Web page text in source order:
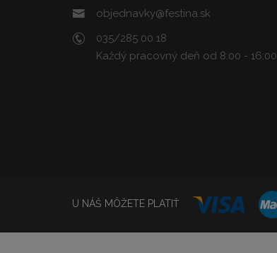
objednavky@festina.sk
035/285 00 18
Každý pracovný deň od 8:00 - 16:00
U NÁŠ MÔŽETE PLATIŤ